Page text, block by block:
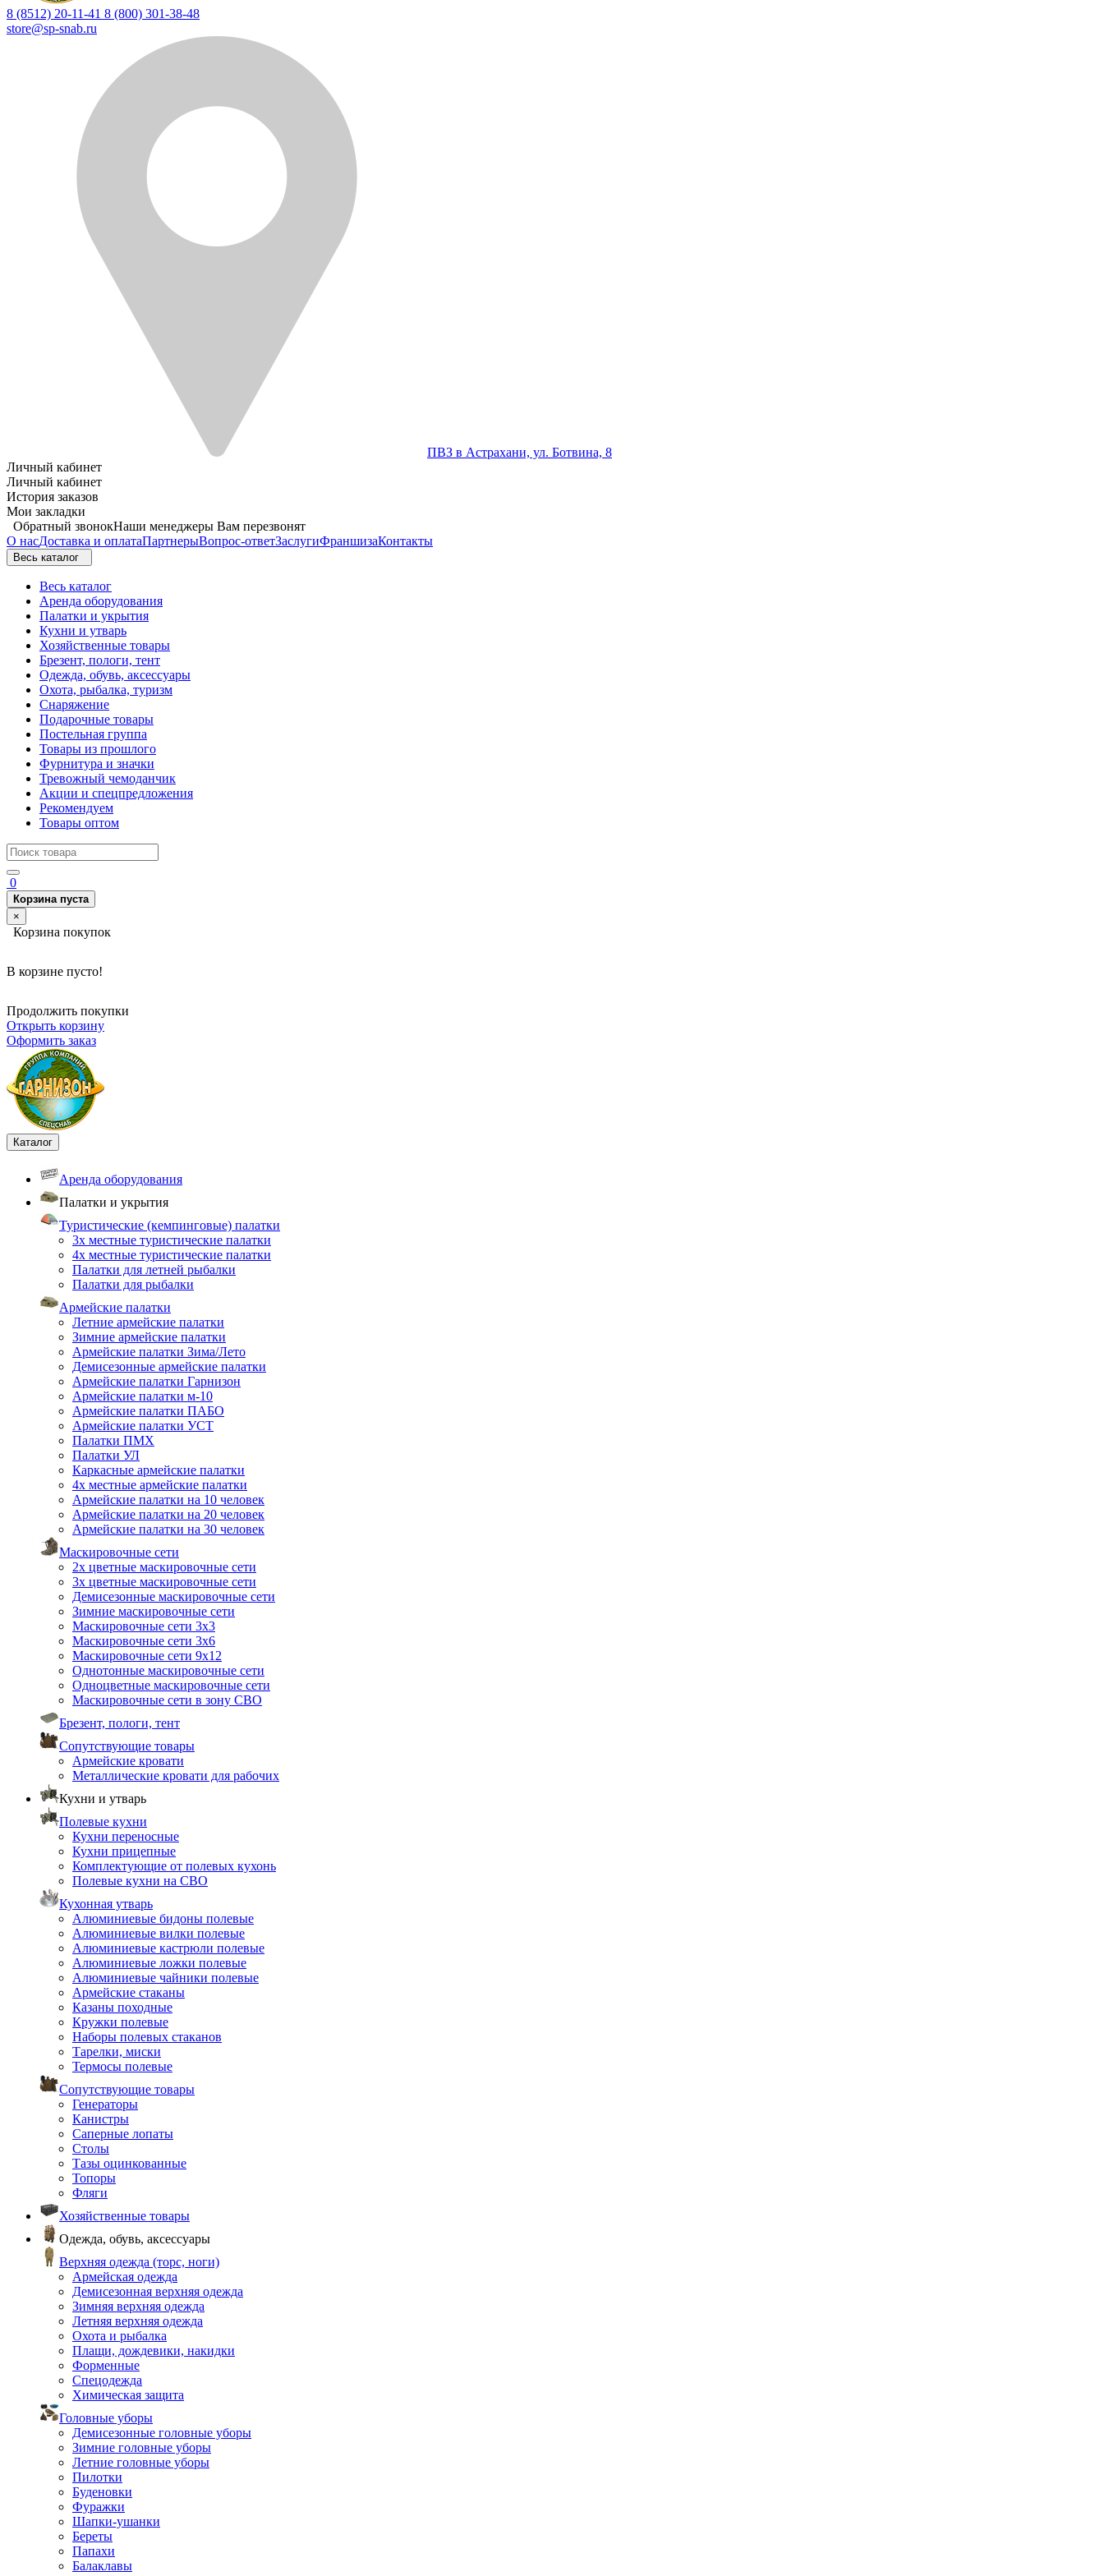
8 (8512) 20-11-41 8 (800) 301-38-48
store@sp-snab.ru
ПВЗ в Астрахани, ул. Ботвина, 8
Личный кабинет
Личный кабинет
История заказов
Мои закладки
Обратный звонокНаши менеджеры Вам перезвонят
О насДоставка и оплатаПартнерыВопрос-ответЗаслугиФраншизаКонтакты
Весь каталог
Весь каталог
Аренда оборудования
Палатки и укрытия
Кухни и утварь
Хозяйственные товары
Брезент, пологи, тент
Одежда, обувь, аксессуары
Охота, рыбалка, туризм
Снаряжение
Подарочные товары
Постельная группа
Товары из прошлого
Фурнитура и значки
Тревожный чемоданчик
Акции и спецпредложения
Рекомендуем
Товары оптом
0
Корзина пуста
×
Корзина покупок
В корзине пусто!
Продолжить покупки
Открыть корзину
Оформить заказ
Каталог
Аренда оборудования
Палатки и укрытия
Туристические (кемпинговые) палатки
3х местные туристические палатки
4х местные туристические палатки
Палатки для летней рыбалки
Палатки для рыбалки
Армейские палатки
Летние армейские палатки
Зимние армейские палатки
Армейские палатки Зима/Лето
Демисезонные армейские палатки
Армейские палатки Гарнизон
Армейские палатки м-10
Армейские палатки ПАБО
Армейские палатки УСТ
Палатки ПМХ
Палатки УЛ
Каркасные армейские палатки
4х местные армейские палатки
Армейские палатки на 10 человек
Армейские палатки на 20 человек
Армейские палатки на 30 человек
Маскировочные сети
2х цветные маскировочные сети
3х цветные маскировочные сети
Демисезонные маскировочные сети
Зимние маскировочные сети
Маскировочные сети 3х3
Маскировочные сети 3х6
Маскировочные сети 9х12
Однотонные маскировочные сети
Одноцветные маскировочные сети
Маскировочные сети в зону СВО
Брезент, пологи, тент
Сопутствующие товары
Армейские кровати
Металлические кровати для рабочих
Кухни и утварь
Полевые кухни
Кухни переносные
Кухни прицепные
Комплектующие от полевых кухонь
Полевые кухни на СВО
Кухонная утварь
Алюминиевые бидоны полевые
Алюминиевые вилки полевые
Алюминиевые кастрюли полевые
Алюминиевые ложки полевые
Алюминиевые чайники полевые
Армейские стаканы
Казаны походные
Кружки полевые
Наборы полевых стаканов
Тарелки, миски
Термосы полевые
Сопутствующие товары
Генераторы
Канистры
Саперные лопаты
Столы
Тазы оцинкованные
Топоры
Фляги
Хозяйственные товары
Одежда, обувь, аксессуары
Верхняя одежда (торс, ноги)
Армейская одежда
Демисезонная верхняя одежда
Зимняя верхняя одежда
Летняя верхняя одежда
Охота и рыбалка
Плащи, дождевики, накидки
Форменные
Спецодежда
Химическая защита
Головные уборы
Демисезонные головные уборы
Зимние головные уборы
Летние головные уборы
Пилотки
Буденовки
Фуражки
Шапки-ушанки
Береты
Папахи
Балаклавы